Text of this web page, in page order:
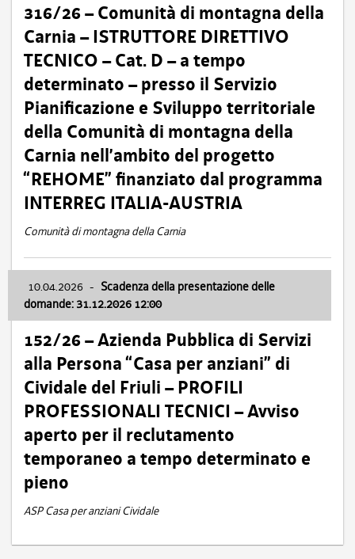
316/26 – Comunità di montagna della
Carnia – ISTRUTTORE DIRETTIVO
TECNICO – Cat. D – a tempo
determinato – presso il Servizio
Pianificazione e Sviluppo territoriale
della Comunità di montagna della
Carnia nell’ambito del progetto
“REHOME” finanziato dal programma
INTERREG ITALIA-AUSTRIA
Comunità di montagna della Carnia
10.04.2026 - Scadenza della presentazione delle
domande: 31.12.2026 12:00
152/26 – Azienda Pubblica di Servizi
alla Persona “Casa per anziani” di
Cividale del Friuli – PROFILI
PROFESSIONALI TECNICI – Avviso
aperto per il reclutamento
temporaneo a tempo determinato e
pieno
ASP Casa per anziani Cividale